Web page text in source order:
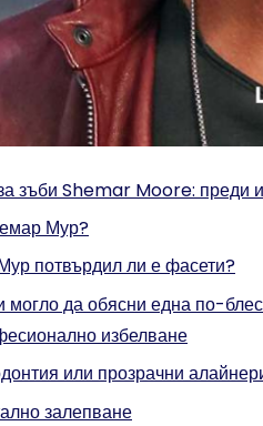
зъби Shemar Moore: преди
Мур?
потвърдил ли е фасети?
могло да обясни една по-
избелване
или прозрачни
залепване